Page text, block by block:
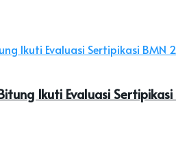
Ikuti Evaluasi